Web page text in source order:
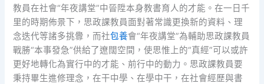
教員在社會“年夜講堂”中晉陞本身教書育人的才能。在一日千
里的時期佈景下，思政課教員面對著常識更換新的資料、理
念迭代等諸多挑釁，而社包養會“年夜講堂”為輔助思政課教員
戰勝“本事發急”供給了遼闊空間，使思惟上的“真經”可以或許
更好地轉化為實行中的才能、前行中的動力。思政課教員要
秉持畢生進修理念，在干中學、在學中干，在社會經歷與書